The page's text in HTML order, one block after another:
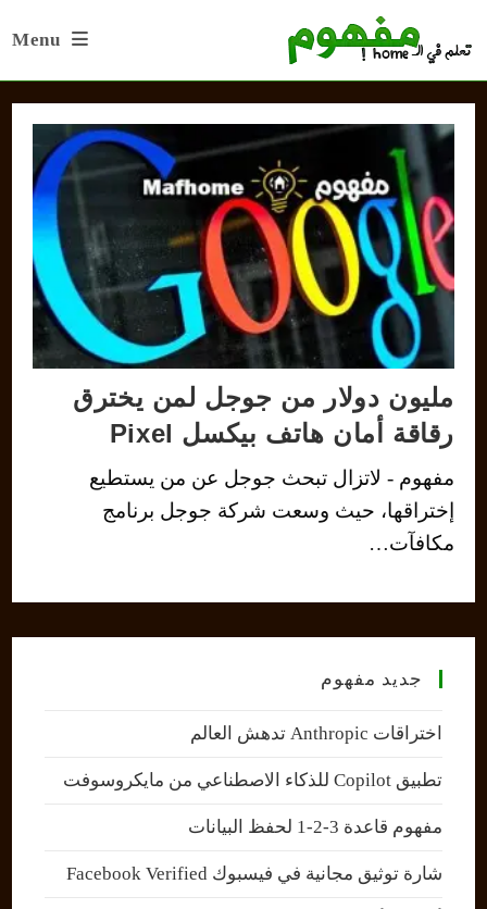
Menu
مليون دولار من جوجل لمن يخترق
رقاقة أمان هاتف بيكسل Pixel
مفهوم - لاتزال تبحث جوجل عن من يستطيع
إختراقها، حيث وسعت شركة جوجل برنامج
مكافآت…
جديد مفهوم
اختراقات Anthropic تدهش العالم
تطبيق Copilot للذكاء الاصطناعي من مايكروسوفت
مفهوم قاعدة 3-2-1 لحفظ البيانات
شارة توثيق مجانية في فيسبوك Facebook Verified